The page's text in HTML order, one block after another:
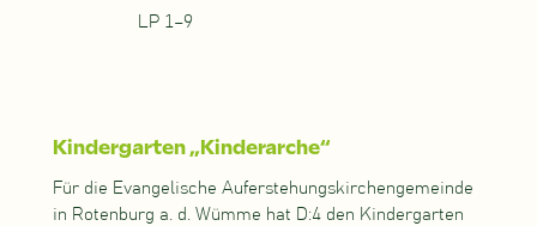
LP 1–9
Kindergarten „Kinderarche“
Für die Evangelische Auferstehungskirchengemeinde
in Rotenburg a. d. Wümme hat D:4 den Kindergarten